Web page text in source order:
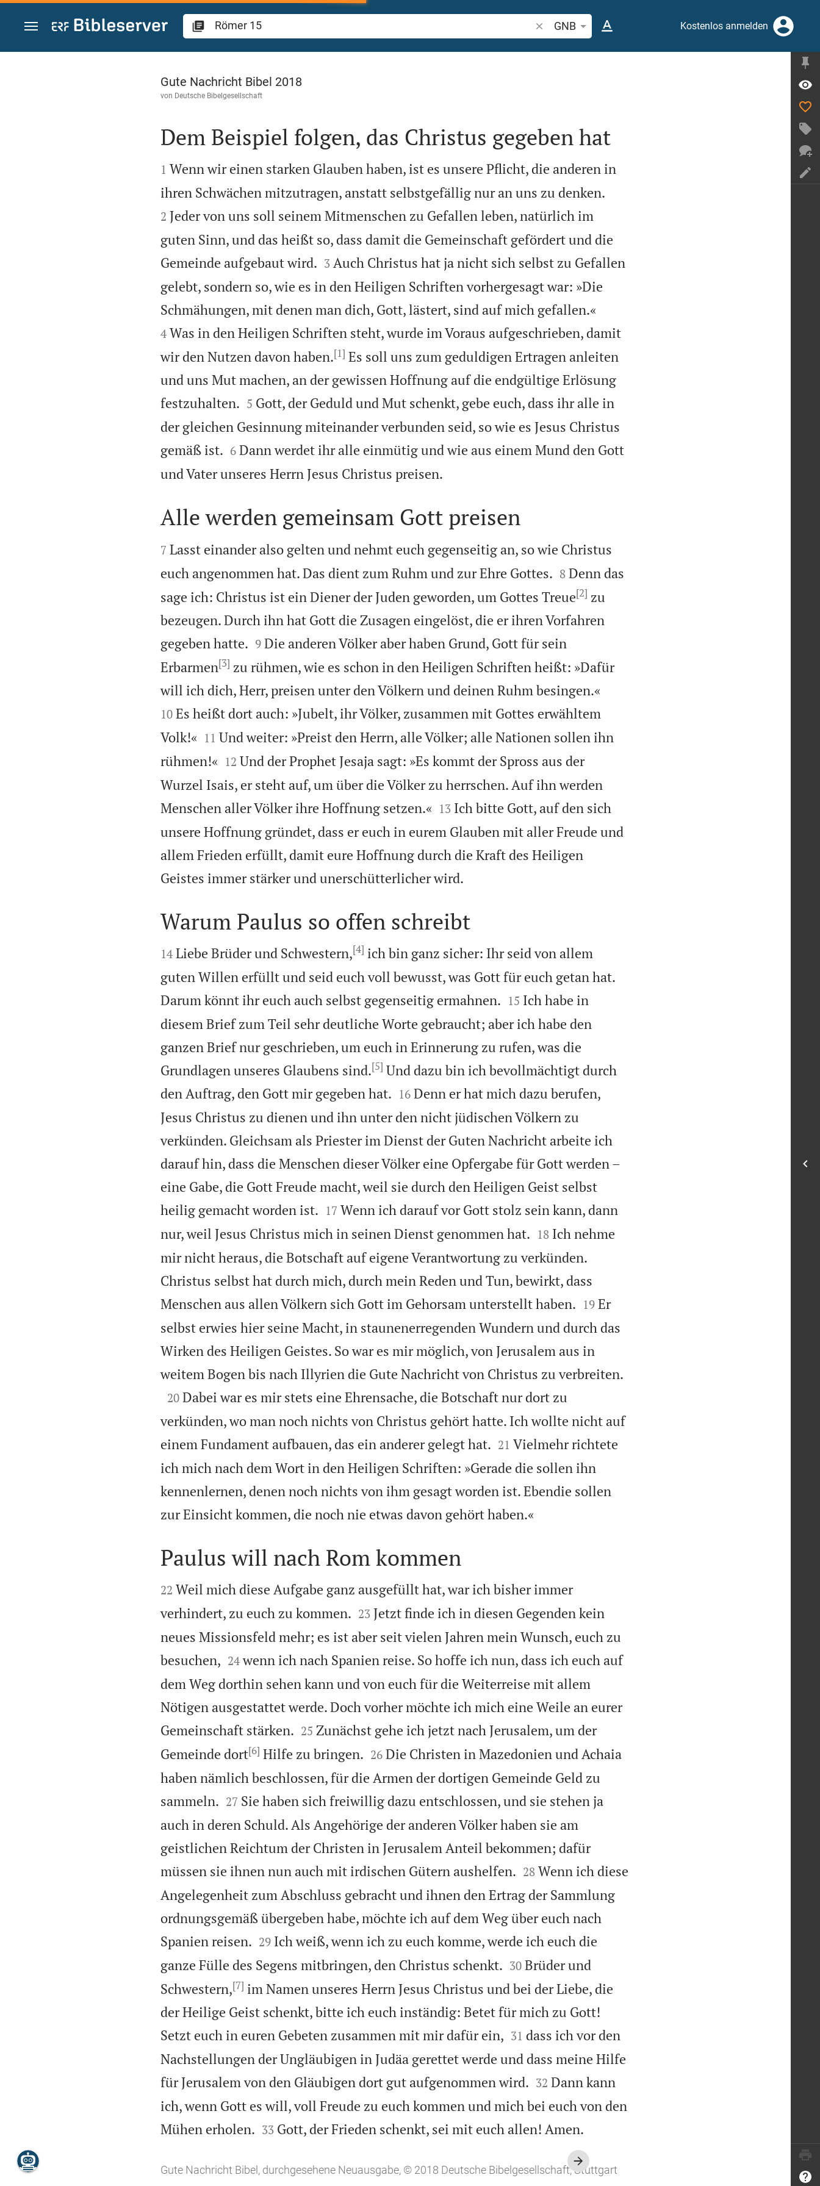
Zum Inhalt springen
Bibelstelle oder Begriff suchen
GNB Kostenlos anmelden
Römer 15
Gute Nachricht Bibel 2018
von Deutsche Bibelgesellschaft

Dem Beispiel folgen, das Christus gegeben hat

1 Wenn wir einen starken Glauben haben, ist es unsere Pflicht, die anderen in
ihren Schwächen mitzutragen, anstatt selbstgefällig nur an uns zu denken.
2 Jeder von uns soll seinem Mitmenschen zu Gefallen leben, natürlich im
guten Sinn, und das heißt so, dass damit die Gemeinschaft gefördert und die
Gemeinde aufgebaut wird.
3 Auch Christus hat ja nicht sich selbst zu Gefallen
gelebt, sondern so, wie es in den Heiligen Schriften vorhergesagt war: »Die
Schmähungen, mit denen man dich, Gott, lästert, sind auf mich gefallen.«
4 Was in den Heiligen Schriften steht, wurde im Voraus aufgeschrieben, damit
wir den Nutzen davon haben.[1] Es soll uns zum geduldigen Ertragen anleiten
und uns Mut machen, an der gewissen Hoffnung auf die endgültige Erlösung
festzuhalten.
5 Gott, der Geduld und Mut schenkt, gebe euch, dass ihr alle in
der gleichen Gesinnung miteinander verbunden seid, so wie es Jesus Christus
gemäß ist.
6 Dann werdet ihr alle einmütig und wie aus einem Mund den Gott
und Vater unseres Herrn Jesus Christus preisen.

Alle werden gemeinsam Gott preisen

7 Lasst einander also gelten und nehmt euch gegenseitig an, so wie Christus
euch angenommen hat. Das dient zum Ruhm und zur Ehre Gottes.
8 Denn das
sage ich: Christus ist ein Diener der Juden geworden, um Gottes Treue[2] zu
bezeugen. Durch ihn hat Gott die Zusagen eingelöst, die er ihren Vorfahren
gegeben hatte.
9 Die anderen Völker aber haben Grund, Gott für sein
Erbarmen[3] zu rühmen, wie es schon in den Heiligen Schriften heißt: »Dafür
will ich dich, Herr, preisen unter den Völkern und deinen Ruhm besingen.«
10 Es heißt dort auch: »Jubelt, ihr Völker, zusammen mit Gottes erwähltem
Volk!«
11 Und weiter: »Preist den Herrn, alle Völker; alle Nationen sollen ihn
rühmen!«
12 Und der Prophet Jesaja sagt: »Es kommt der Spross aus der
Wurzel Isais, er steht auf, um über die Völker zu herrschen. Auf ihn werden
Menschen aller Völker ihre Hoffnung setzen.«
13 Ich bitte Gott, auf den sich
unsere Hoffnung gründet, dass er euch in eurem Glauben mit aller Freude und
allem Frieden erfüllt, damit eure Hoffnung durch die Kraft des Heiligen
Geistes immer stärker und unerschütterlicher wird.

Warum Paulus so offen schreibt

14 Liebe Brüder und Schwestern,[4] ich bin ganz sicher: Ihr seid von allem
guten Willen erfüllt und seid euch voll bewusst, was Gott für euch getan hat.
Darum könnt ihr euch auch selbst gegenseitig ermahnen.
15 Ich habe in
diesem Brief zum Teil sehr deutliche Worte gebraucht; aber ich habe den
ganzen Brief nur geschrieben, um euch in Erinnerung zu rufen, was die
Grundlagen unseres Glaubens sind.[5] Und dazu bin ich bevollmächtigt durch
den Auftrag, den Gott mir gegeben hat.
16 Denn er hat mich dazu berufen,
Jesus Christus zu dienen und ihn unter den nicht jüdischen Völkern zu
verkünden. Gleichsam als Priester im Dienst der Guten Nachricht arbeite ich
darauf hin, dass die Menschen dieser Völker eine Opfergabe für Gott werden –
eine Gabe, die Gott Freude macht, weil sie durch den Heiligen Geist selbst
heilig gemacht worden ist.
17 Wenn ich darauf vor Gott stolz sein kann, dann
nur, weil Jesus Christus mich in seinen Dienst genommen hat.
18 Ich nehme
mir nicht heraus, die Botschaft auf eigene Verantwortung zu verkünden.
Christus selbst hat durch mich, durch mein Reden und Tun, bewirkt, dass
Menschen aus allen Völkern sich Gott im Gehorsam unterstellt haben.
19 Er
selbst erwies hier seine Macht, in staunenerregenden Wundern und durch das
Wirken des Heiligen Geistes. So war es mir möglich, von Jerusalem aus in
weitem Bogen bis nach Illyrien die Gute Nachricht von Christus zu verbreiten.

20 Dabei war es mir stets eine Ehrensache, die Botschaft nur dort zu
verkünden, wo man noch nichts von Christus gehört hatte. Ich wollte nicht auf
einem Fundament aufbauen, das ein anderer gelegt hat.
21 Vielmehr richtete
ich mich nach dem Wort in den Heiligen Schriften: »Gerade die sollen ihn
kennenlernen, denen noch nichts von ihm gesagt worden ist. Ebendie sollen
zur Einsicht kommen, die noch nie etwas davon gehört haben.«

Paulus will nach Rom kommen

22 Weil mich diese Aufgabe ganz ausgefüllt hat, war ich bisher immer
verhindert, zu euch zu kommen.
23 Jetzt finde ich in diesen Gegenden kein
neues Missionsfeld mehr; es ist aber seit vielen Jahren mein Wunsch, euch zu
besuchen,
24 wenn ich nach Spanien reise. So hoffe ich nun, dass ich euch auf
dem Weg dorthin sehen kann und von euch für die Weiterreise mit allem
Nötigen ausgestattet werde. Doch vorher möchte ich mich eine Weile an eurer
Gemeinschaft stärken.
25 Zunächst gehe ich jetzt nach Jerusalem, um der
Gemeinde dort[6] Hilfe zu bringen.
26 Die Christen in Mazedonien und Achaia
haben nämlich beschlossen, für die Armen der dortigen Gemeinde Geld zu
sammeln.
27 Sie haben sich freiwillig dazu entschlossen, und sie stehen ja
auch in deren Schuld. Als Angehörige der anderen Völker haben sie am
geistlichen Reichtum der Christen in Jerusalem Anteil bekommen; dafür
müssen sie ihnen nun auch mit irdischen Gütern aushelfen.
28 Wenn ich diese
Angelegenheit zum Abschluss gebracht und ihnen den Ertrag der Sammlung
ordnungsgemäß übergeben habe, möchte ich auf dem Weg über euch nach
Spanien reisen.
29 Ich weiß, wenn ich zu euch komme, werde ich euch die
ganze Fülle des Segens mitbringen, den Christus schenkt.
30 Brüder und
Schwestern,[7] im Namen unseres Herrn Jesus Christus und bei der Liebe, die
der Heilige Geist schenkt, bitte ich euch inständig: Betet für mich zu Gott!
Setzt euch in euren Gebeten zusammen mit mir dafür ein,
31 dass ich vor den
Nachstellungen der Ungläubigen in Judäa gerettet werde und dass meine Hilfe
für Jerusalem von den Gläubigen dort gut aufgenommen wird.
32 Dann kann
ich, wenn Gott es will, voll Freude zu euch kommen und mich bei euch von den
Mühen erholen.
33 Gott, der Frieden schenkt, sei mit euch allen! Amen.
Gute Nachricht Bibel, durchgesehene Neuausgabe, © 2018 Deutsche Bibelgesellschaft, Stuttgart